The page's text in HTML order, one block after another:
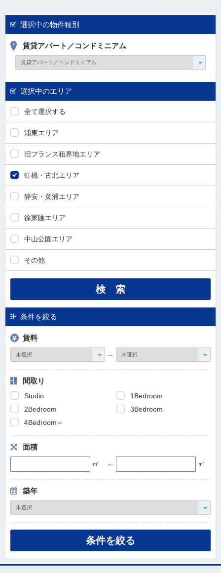
選択中の物件種別
賃貸アパート／コンドミニアム
選択中のエリア
全て選択する
浦東エリア
旧フランス租界地エリア
虹橋・古北エリア
静安・黄浦エリア
徐家匯エリア
中山公園エリア
その他
条件を絞る
賃料
～
間取り
Studio
1Bedroom
2Bedroom
3Bedroom
4Bedroom～
面積
㎡ ～ ㎡
築年